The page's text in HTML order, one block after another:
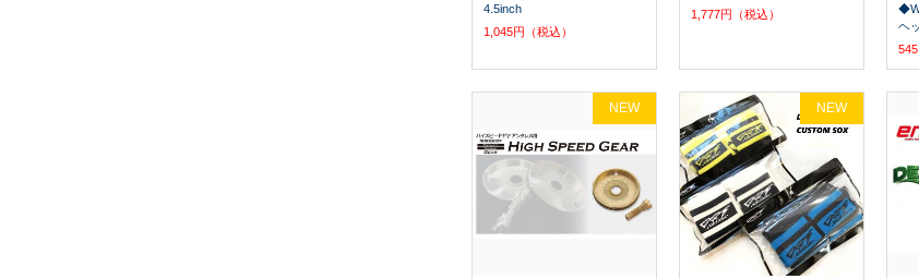
4.5inch
1,045円（税込）
1,777円（税込）
ヘ
545
NEW NEW